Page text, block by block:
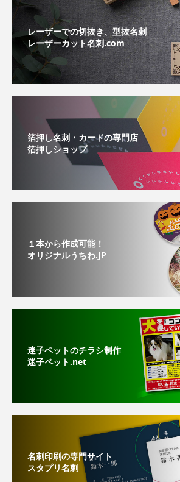
レーザーでの切抜き、型抜名刺
レーザーカット名刺.com
箔押し名刺・カードの専門店
箔押しショップ
１本から作成可能！
オリジナルうちわ.JP
迷子ペットのチラシ制作
迷子ペット.net
名刺印刷の専門サイト
スタプリ名刺